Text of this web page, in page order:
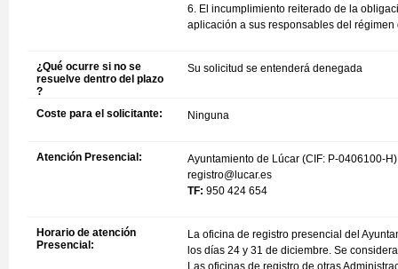
6. El incumplimiento reiterado de la
aplicación a sus responsables del
¿Qué ocurre si no se
resuelve dentro del plazo
?
Su solicitud se entenderá denegada
Coste para el solicitante: Ninguna
Atención Presencial:
Ayuntamiento de Lúcar (CIF: P-0406100-
registro@lucar.es
TF: 950 424 654
Horario de atención
Presencial:
La oficina de registro presencial del
los días 24 y 31 de diciembre. Se
Las oficinas de registro de otras